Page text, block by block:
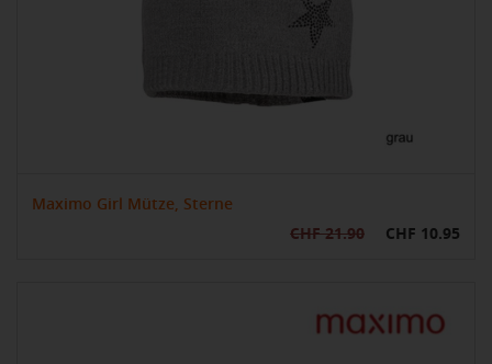
Maximo Girl Mütze, Sterne
CHF 21.90
CHF 10.95